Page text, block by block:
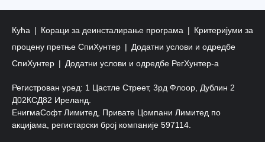
Кућа Кораци за деинсталирање програма
Критеријуми за
процену претње СпиХунтер
Додатни услови и одредбе
СпиХунтер
Додатни услови и одредбе РегХунтер-а
Регистрован уред: 1 Цастле Стреет, 3рд Флоор, Дублин 2
Д02КСД82 Иреланд.
ЕнигмаСофт Лимитед, Привате Цомпани Лимитед по
акцијама, регистарски број компаније 597114.